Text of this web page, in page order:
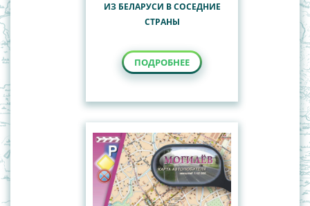
ИЗ БЕЛАРУСИ В СОСЕДНИЕ
СТРАНЫ
ПОДРОБНЕЕ